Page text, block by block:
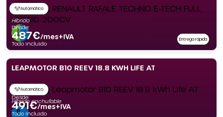
Automático
Híbrido
Desde:
487€/mes+IVA
Todo incluido
Entrega rápida
LEAPMOTOR B10 REEV 18.8 KWH LIFE AT
Automático
Híbrido enchufable
Desde:
491€/mes+IVA
Todo incluido